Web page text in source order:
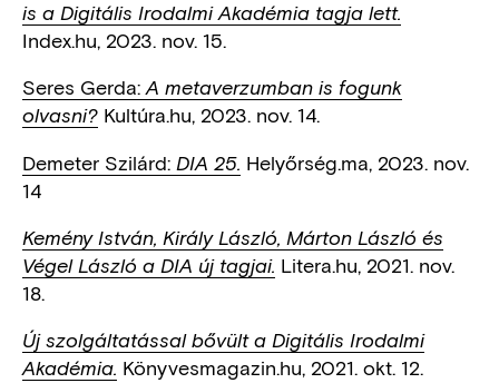
is a Digitális Irodalmi Akadémia tagja lett.
Index.hu, 2023. nov. 15.
Seres Gerda:A metaverzumban is fogunk
olvasni? Kultúra.hu, 2023. nov. 14.
Demeter Szilárd: DIA 25. Helyőrség.ma, 2023. nov.
14
Kemény István, Király László, Márton László és
Végel László a DIA új tagjai. Litera.hu, 2021. nov.
18.
Új szolgáltatással bővült a Digitális Irodalmi
Akadémia. Könyvesmagazin.hu, 2021. okt. 12.